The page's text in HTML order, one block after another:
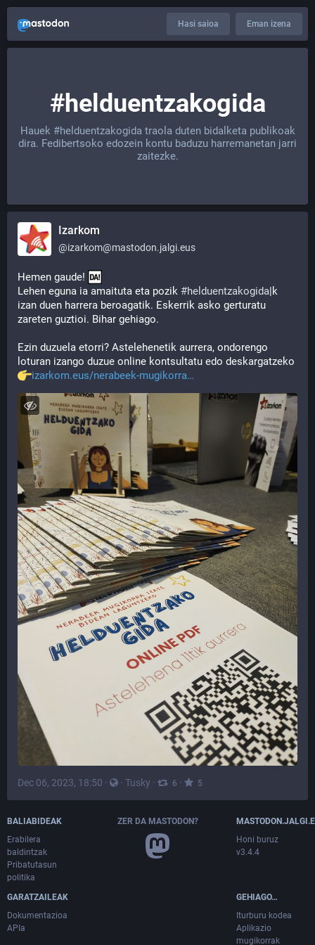
Hasi saioa Eman izena
#helduentzakogida
Hauek #helduentzakogidatraola duten bidalketa publikoak
dira. Fedibertsoko edozein kontu baduzu harremanetan jarri
zaitezke.
Izarkom
@izarkom@mastodon.jalgi.eus
Hemen gaude!
Lehen eguna ia amaituta eta pozik #helduentzakogida|k
izan duen harrera beroagatik. Eskerrik asko gerturatu
zareten guztioi. Bihar gehiago.
Ezin duzuela etorri? Astelehenetik aurrera, ondorengo
loturan izango duzue online kontsultatu edo deskargatzeko
izarkom.eus/nerabeek-mugikorra
Dec 06, 2023, 18:50 · · Tusky · 6 · 5
BALIABIDEAK
Erabilera
baldintzak
Pribatutasun
politika
GARATZAILEAK
Dokumentazioa
APIa
ZER DA MASTODON?
Honi buruz
v3.4.4
GEHIAGO…
Iturburu kodea
Aplikazio
mugikorrak